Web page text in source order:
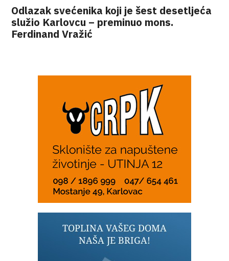
Odlazak svećenika koji je šest desetljeća
služio Karlovcu – preminuo mons.
Ferdinand Vražić